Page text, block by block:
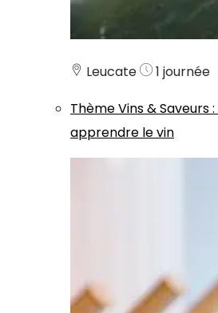
Leucate
1 journée
ThèmeVins & Saveurs:
apprendre le vin